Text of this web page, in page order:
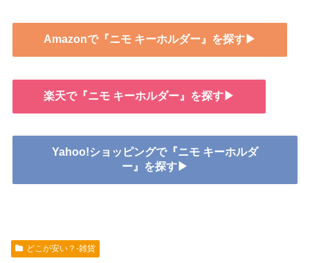
Amazonで『ニモ キーホルダー』を探す▶
楽天で『ニモ キーホルダー』を探す▶
Yahoo!ショッピングで『ニモ キーホルダ
ー』を探す▶
どこが安い？-雑貨